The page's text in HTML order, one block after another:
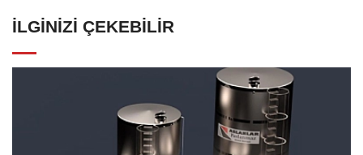
İLGINIZI ÇEKEBILIR